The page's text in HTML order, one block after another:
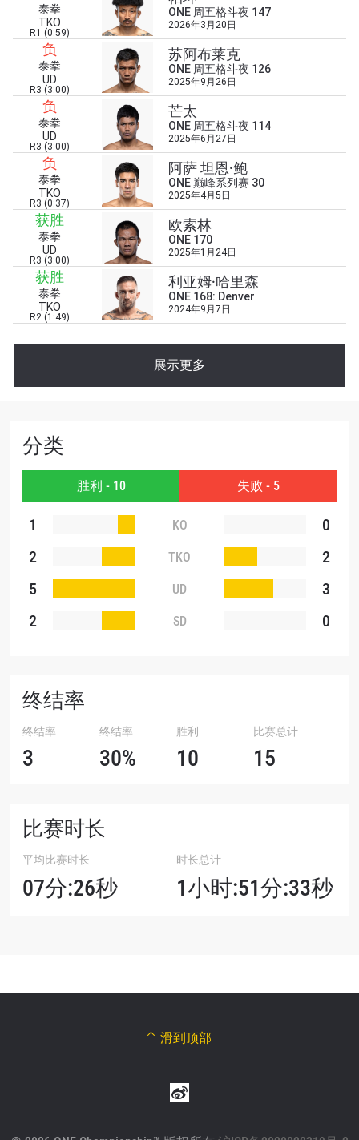
泰拳
TKO
R1 (0:59)
ONE 周五格斗夜 147
2026年3月20日
负
泰拳
UD
R3 (3:00)
苏阿布莱克
ONE 周五格斗夜 126
2025年9月26日
负
泰拳
UD
R3 (3:00)
芒太
ONE 周五格斗夜 114
2025年6月27日
负
泰拳
TKO
R3 (0:37)
阿萨 坦恩·鲍
ONE 巅峰系列赛 30
2025年4月5日
获胜
泰拳
UD
R3 (3:00)
欧索林
ONE 170
2025年1月24日
获胜
泰拳
TKO
R2 (1:49)
利亚姆·哈里森
ONE 168: Denver
2024年9月7日
展示更多
分类
胜利 - 10 失败 - 5
1 KO
0
2
TKO
2
5
UD
3
2
SD 0
终结率
终结率
3
终结率
30%
胜利
10
比赛总计
15
比赛时长
平均比赛时长
07分:26秒
时长总计
1小时:51分:33秒
滑到顶部
赛事
浏览了解更多
在任何地域观看ONE冠军赛，现在注册获得权限了
解最新资讯、解锁特别福利以及优先机遇获得直播
场次的最佳座位！
邮箱
名字
提交此表格签署弹出免责声明，即表示您同意我们
的隐私政策，我们将收集、使用和披露您的信息。
您可以随时取消订阅这些信息。